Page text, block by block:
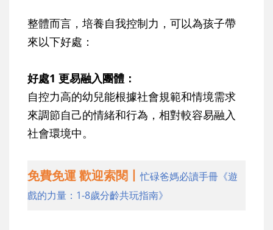
整體而言，培養自我控制力，可以為孩子帶
來以下好處：
好處1 更易融入團體：
自控力高的幼兒能根據社會規範和情境需求
來調節自己的情緒和行為，相對較容易融入
社會環境中。
免費免運 歡迎索閱丨忙碌爸媽必讀手冊《遊
戲的力量：1-8歲分齡共玩指南》